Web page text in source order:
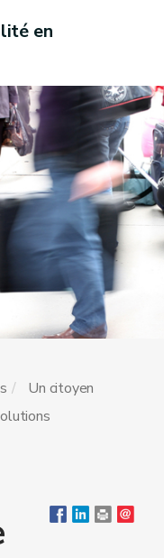
en
Un citoyen